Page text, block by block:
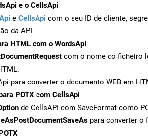
e o CellsApi
e CellsApi com o seu ID de cliente,
da API
HTML com o WordsApi
com o nome do ficheiro
para converter o documento WEB em
POTX com CellsApi
de CellsAPI com SaveFormat como
para converter o
POTX